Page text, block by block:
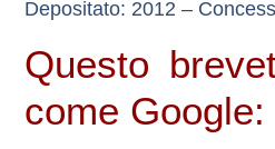
Depositato: 2012 –
Questo
come Google: